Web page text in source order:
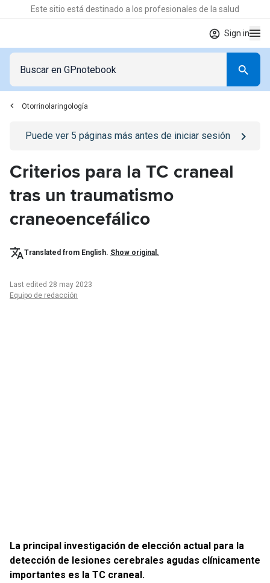
Este sitio está destinado a los profesionales de la salud
Sign in
Otorrinolaringología
Go to/iniciar-sesionpage
Puede ver 5 páginas más antes de iniciar sesión
Criterios para la TC craneal
tras un traumatismo
craneoencefálico
Translated from English. Show original.
Last edited 28 may 2023
Equipo de redacción
La principal investigación de elección actual para la
detección de lesiones cerebrales agudas clínicamente
importantes es la TC craneal.